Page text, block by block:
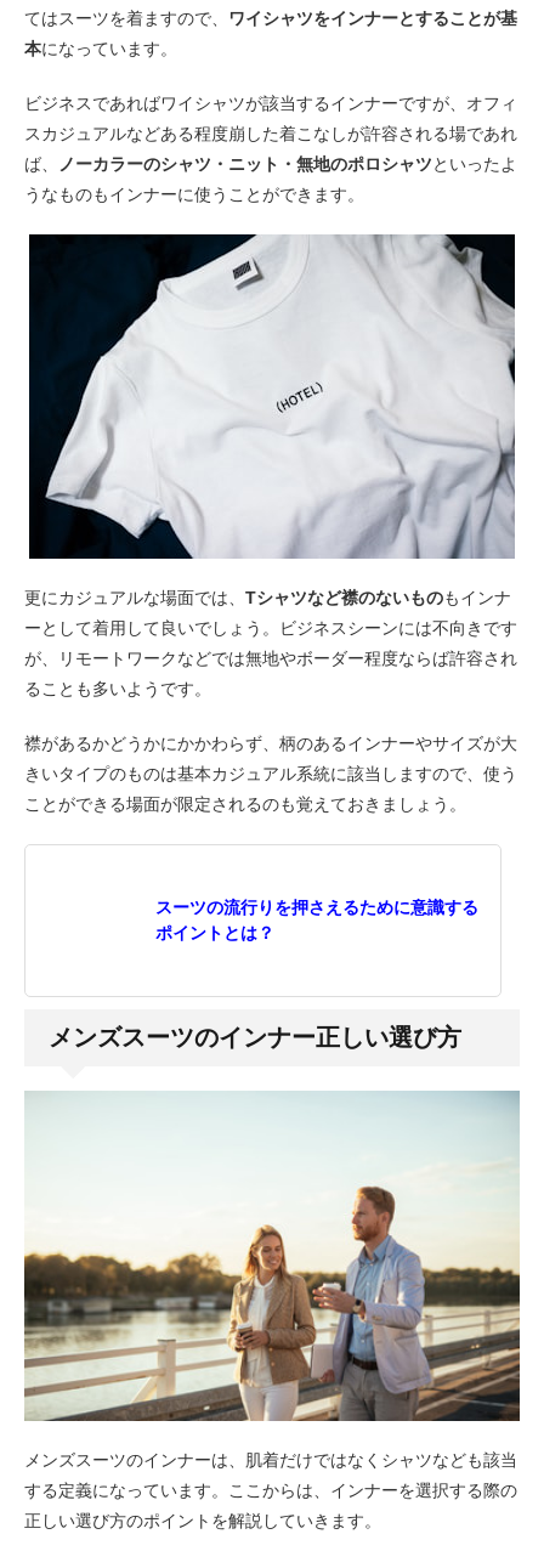
てはスーツを着ますので、
ワイシャツをインナーとすることが基
本になっています。
ビジネスであればワイシャツが該当するインナーですが、オフィ
スカジュアルなどある程度崩した着こなしが許容される場であれ
ば、
ノーカラーのシャツ・ニット・無地のポロシャツといったよ
うなものもインナーに使うことができます。
更にカジュアルな場面では、 Tシャツなど襟のないものもインナ
ーとして着用して良いでしょう。ビジネスシーンには不向きです
が、リモートワークなどでは無地やボーダー程度ならば許容され
ることも多いようです。
襟があるかどうかにかかわらず、柄のあるインナーやサイズが大
きいタイプのものは基本カジュアル系統に該当しますので、使う
ことができる場面が限定されるのも覚えておきましょう。
スーツの流行りを押さえるために意識する
ポイントとは？
メンズスーツのインナー正しい選び方
メンズスーツのインナーは、肌着だけではなくシャツなども該当
する定義になっています。ここからは、インナーを選択する際の
正しい選び方のポイントを解説していきます。